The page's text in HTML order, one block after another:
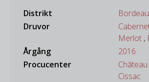
Distrikt
Druvor
Merlot ,
Årgång
2016
Procucenter
Cissac